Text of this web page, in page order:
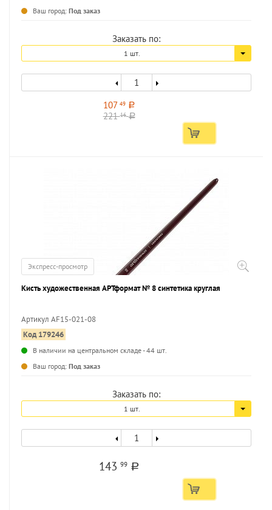
Ваш город: Под заказ
Заказать по:
1 шт.
10749 a
22116 a
Экспресс-просмотр
Кисть художественная АРТформат № 8 синтетика круглая
Артикул AF15-021-08
Код 179246
В наличии на центральном складе - 44 шт.
Ваш город: Под заказ
Заказать по:
1 шт.
14399 a